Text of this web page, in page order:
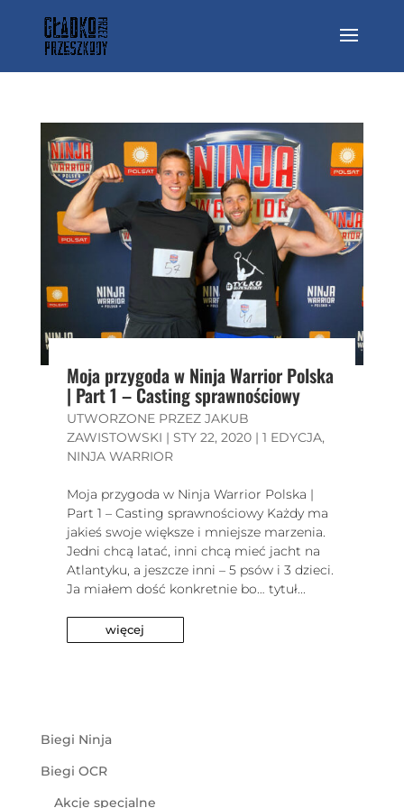
Moja przygoda w Ninja Warrior Polska
| Part 1 – Casting sprawnościowy
UTWORZONE PRZEZ JAKUB
ZAWISTOWSKI | STY 22, 2020| 1 EDYCJA,
NINJA WARRIOR
Moja przygoda w Ninja Warrior Polska |
Part 1 – Casting sprawnościowy Każdy ma
jakieś swoje większe i mniejsze marzenia.
Jedni chcą latać, inni chcą mieć jacht na
Atlantyku, a jeszcze inni – 5 psów i 3 dzieci.
Ja miałem dość konkretnie bo… tytuł...
więcej
Biegi Ninja
Biegi OCR
Akcje specjalne